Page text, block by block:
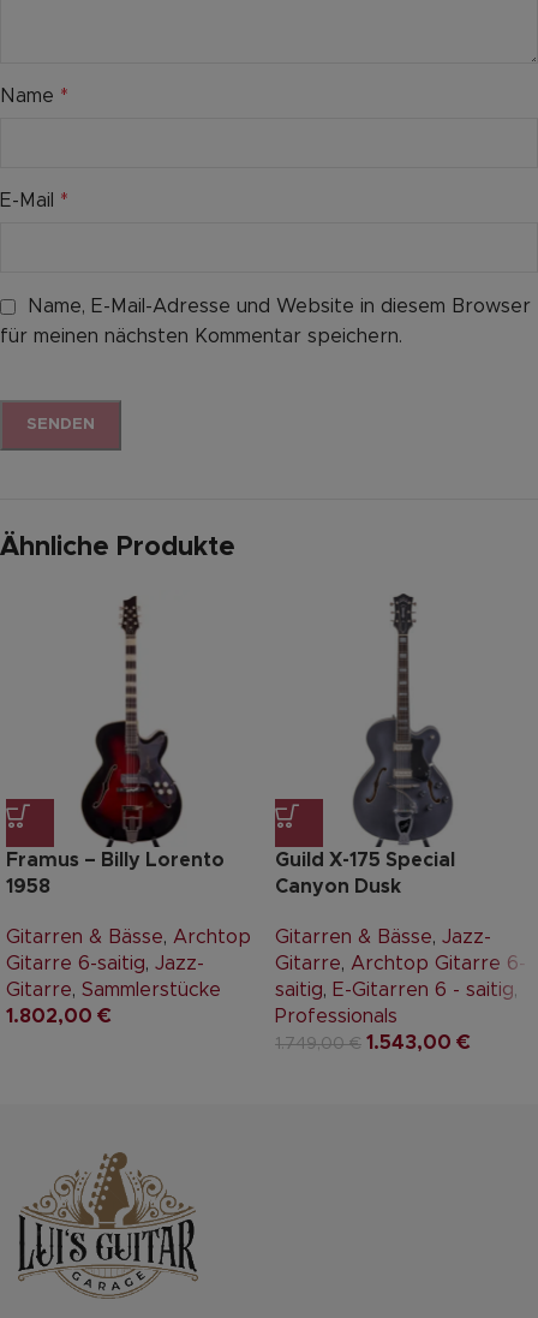
Name *
E-Mail *
Name, E-Mail-Adresse und Website in diesem Browser
für meinen nächsten Kommentar speichern.
Ähnliche Produkte
Framus – Billy Lorento
1958
Gitarren & Bässe, Archtop
Gitarre 6-saitig, Jazz-
Gitarre, Sammlerstücke
1.802,00 €
Guild X-175 Special
Canyon Dusk
Gitarren & Bässe, Jazz-
Gitarre, Archtop Gitarre 6-
saitig, E-Gitarren 6 - saitig,
Professionals
1.749,00€ 1.543,00 €